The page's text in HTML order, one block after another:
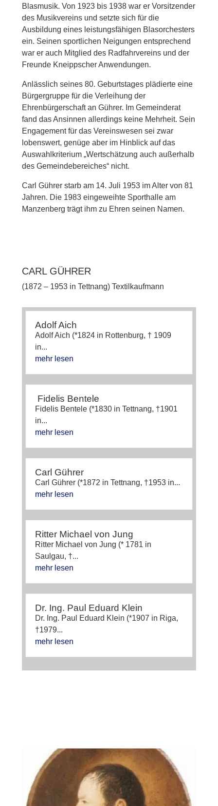
Blasmusik. Von 1923 bis 1938 war er Vorsitzender
des Musikvereins und setzte sich für die
Ausbildung eines leistungsfähigen Blasorchesters
ein. Seinen sportlichen Neigungen entsprechend
war er auch Mitglied des Radfahrvereins und der
Freunde Kneippscher Anwendungen.
Anlässlich seines 80. Geburtstages plädierte eine
Bürgergruppe für die Verleihung der
Ehrenbürgerschaft an Gührer. Im Gemeinderat
fand das Ansinnen allerdings keine Mehrheit. Sein
Engagement für das Vereinswesen sei zwar
lobenswert, genüge aber im Hinblick auf das
Auswahlkriterium „Wertschätzung auch außerhalb
des Gemeindebereiches“ nicht.
Carl Gührer starb am 14. Juli 1953 im Alter von 81
Jahren. Die 1983 eingeweihte Sporthalle am
Manzenberg trägt ihm zu Ehren seinen Namen.
CARL GÜHRER
(1872 – 1953 in Tettnang) Textilkaufmann
Adolf Aich
Adolf Aich (*1824 in Rottenburg, † 1909
in...
mehr lesen
Fidelis Bentele
Fidelis Bentele (*1830 in Tettnang, †1901
in...
mehr lesen
Carl Gührer
Carl Gührer (*1872 in Tettnang, †1953 in...
mehr lesen
Ritter Michael von Jung
Ritter Michael von Jung (* 1781 in
Saulgau, †...
mehr lesen
Dr. Ing. Paul Eduard Klein
Dr. Ing. Paul Eduard Klein (*1907 in Riga,
†1979...
mehr lesen